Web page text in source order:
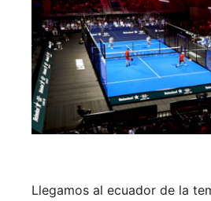
Llegamos al ecuador de la